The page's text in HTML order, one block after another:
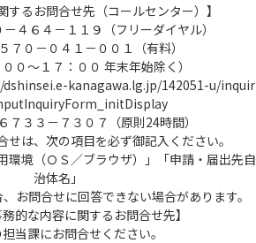
するお問合せ先（コールセンター）】
４６４－１１９（フリーダイヤル）
７０－０４１－００１（有料）
０～１７：００ 年末年始除く）
dshinsei.e-kanagawa.lg.jp/142051-u/inquir
７３３－７３０７（原則24時間）
は、次の項目を必ず御記入ください。
環境（ＯＳ／ブラウザ）」「申請・届出先自
治体名」
お問合せに回答できない場合があります。
務的な内容に関するお問合せ先】
当課にお問合せください。